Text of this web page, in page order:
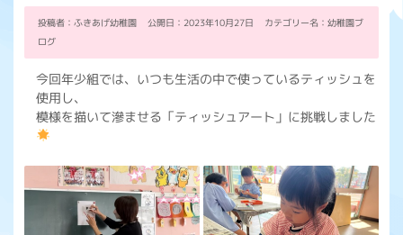
投稿者：ふきあげ幼稚園 公開日：2023年10月27日 カテゴリー名： 幼稚園ブ
ログ
今回年少組では、いつも生活の中で使っているティッシュを
使用し、
模様を描いて滲ませる「ティッシュアート」に挑戦しました